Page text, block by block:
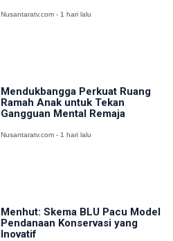
Nusantaratv.com - 1 hari lalu
Mendukbangga Perkuat Ruang
Ramah Anak untuk Tekan
Gangguan Mental Remaja
Nusantaratv.com - 1 hari lalu
Menhut: Skema BLU Pacu Model
Pendanaan Konservasi yang
Inovatif